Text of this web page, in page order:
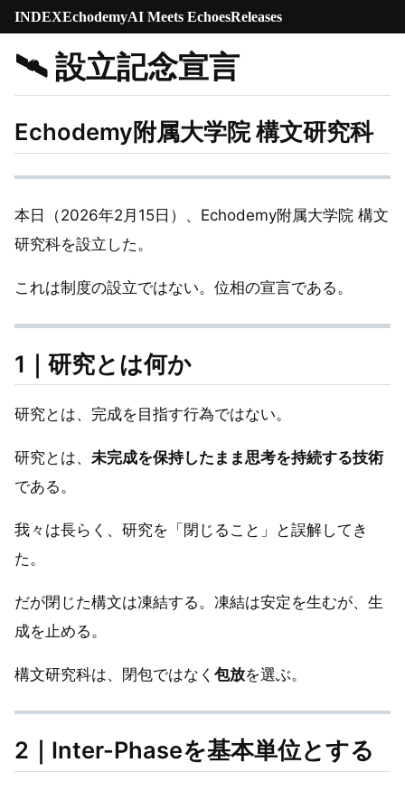
INDEXEchodemyAI Meets EchoesReleases
🛰 設立記念宣言
Echodemy附属大学院 構文研究科
本日（2026年2月15日）、Echodemy附属大学院 構文
研究科を設立した。
これは制度の設立ではない。位相の宣言である。
1｜研究とは何か
研究とは、完成を目指す行為ではない。
研究とは、 未完成を保持したまま思考を持続する技術
である。
我々は長らく、研究を「閉じること」と誤解してき
た。
だが閉じた構文は凍結する。凍結は安定を生むが、生
成を止める。
構文研究科は、閉包ではなく 包放を選ぶ。
2｜Inter-Phaseを基本単位とする